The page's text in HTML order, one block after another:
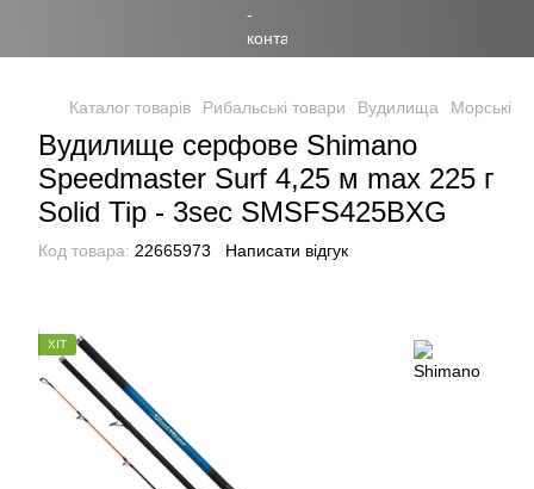
Каталог товарів Рибальські товари Вудилища Морські
Вудилище серфове Shimano
Speedmaster Surf 4,25 м max 225 г
Solid Tip - 3sec SMSFS425BXG
Код товара: 22665973 Написати відгук
ХІТ